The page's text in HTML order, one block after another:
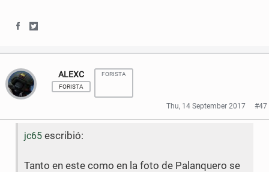
h
a
r
e
h
a
r
e
o
n
ALEXC
FORISTA
FORISTA
Thu, 14 September 2017 #47
jc65escribió:
Tanto en este como en la foto de Palanquero se